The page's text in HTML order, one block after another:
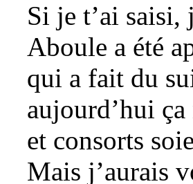
Si je t’ai
Aboule a été
qui a fait du
aujourd’hui
et consorts
Mais j’aurais